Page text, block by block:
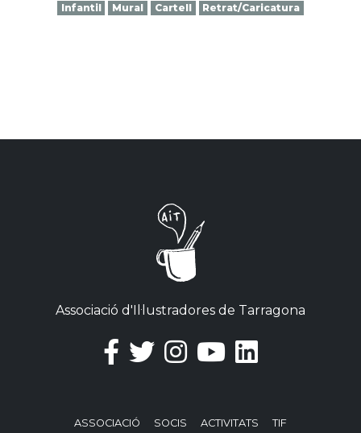
Infantil Mural Cartell Retrat/Caricatura
Associació d'Il·lustradores de Tarragona
ASSOCIACIÓ SOCIS ACTIVITATS TIF